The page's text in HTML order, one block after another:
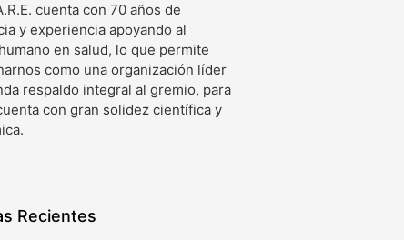
cuenta con 70 años de
y experiencia apoyando al
en salud, lo que permite
como una organización líder
respaldo integral al gremio, para
con gran solidez científica y
Recientes